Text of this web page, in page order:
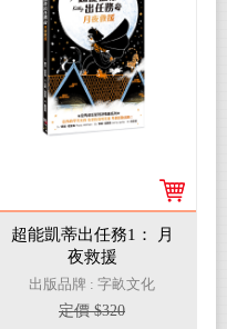
超能凱蒂出任務1： 月
夜救援
出版品牌 : 字畝文化
定價 $320